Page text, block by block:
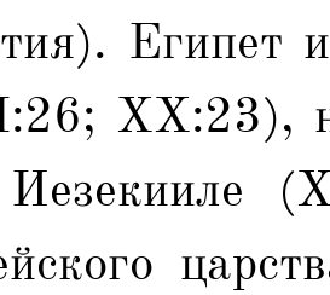
Египет
XX:23),